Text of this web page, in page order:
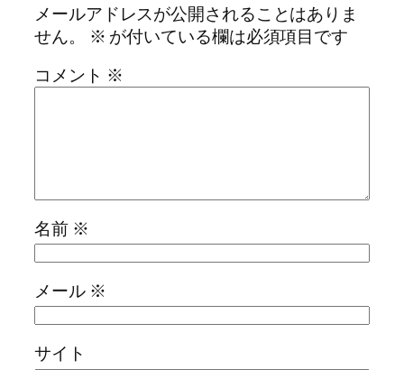
メールアドレスが公開されることはありま
せん。
※ が付いている欄は必須項目です
コメント ※
名前 ※
メール ※
サイト